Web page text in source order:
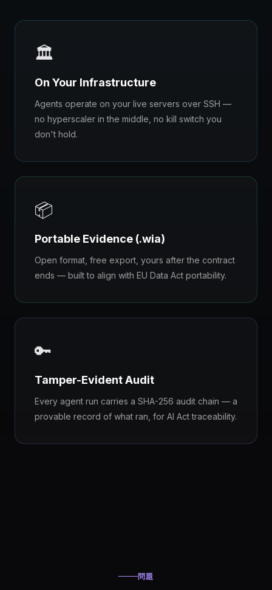
🏛️
On Your Infrastructure
Agents operate on your live servers over SSH —
no hyperscaler in the middle, no kill switch you
don't hold.
📦
Portable Evidence (.wia)
Open format, free export, yours after the contract
ends — built to align with EU Data Act portability.
🔑
Tamper-Evident Audit
Every agent run carries a SHA-256 audit chain — a
provable record of what ran, for AI Act traceability.
問題